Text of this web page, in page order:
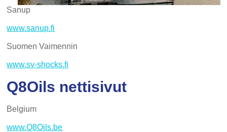
Sanup
www.sanup.fi
Suomen Vaimennin
www.sv-shocks.fi
Q8Oils nettisivut
Belgium
www.Q8Oils.be